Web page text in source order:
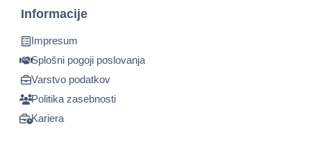
Informacije
Impresum
Splošni pogoji poslovanja
Varstvo podatkov
Politika zasebnosti
Kariera